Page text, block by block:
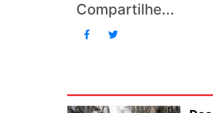
Compartilhe...